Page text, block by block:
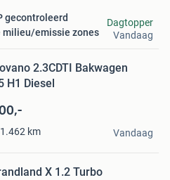
gecontroleerd
milieu/emissie zones
Dagtopper
Vandaag
2.3CDTI Bakwagen
H1 Diesel
km Vandaag
X 1.2 Turbo